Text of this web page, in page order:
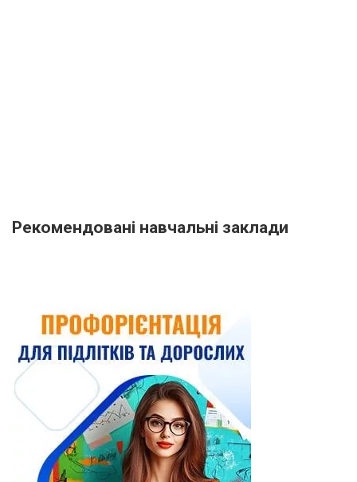
Рекомендовані навчальні заклади